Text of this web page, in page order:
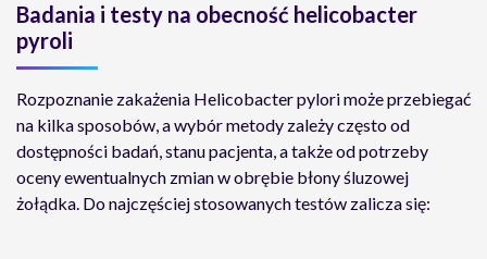
Badania i testy na obecność helicobacter
pyroli
Rozpoznanie zakażenia Helicobacter pylori może przebiegać
na kilka sposobów, a wybór metody zależy często od
dostępności badań, stanu pacjenta, a także od potrzeby
oceny ewentualnych zmian w obrębie błony śluzowej
żołądka. Do najczęściej stosowanych testów zalicza się: